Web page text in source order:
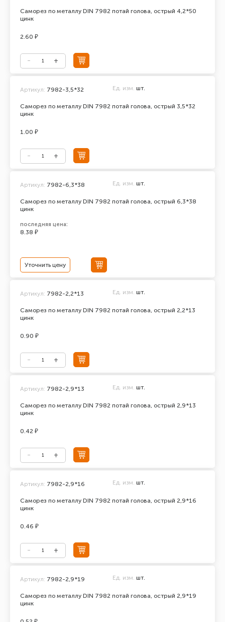
Саморез по металлу DIN 7982 потай голова, острый 4,2*50
цинк
2.60 ₽
Саморез по металлу DIN 7982 потай голова, острый 3,5*32
цинк
Артикул: 7982-3,5*32 Ед. изм. шт.
1.00 ₽
Саморез по металлу DIN 7982 потай голова, острый 6,3*38
цинк
Артикул: 7982-6,3*38 Ед. изм. шт.
последняя цена:
8.38 ₽
Уточнить цену
Саморез по металлу DIN 7982 потай голова, острый 2,2*13
цинк
Артикул: 7982-2,2*13 Ед. изм. шт.
0.90 ₽
Саморез по металлу DIN 7982 потай голова, острый 2,9*13
цинк
Артикул: 7982-2,9*13 Ед. изм. шт.
0.42 ₽
Саморез по металлу DIN 7982 потай голова, острый 2,9*16
цинк
Артикул: 7982-2,9*16 Ед. изм. шт.
0.46 ₽
Саморез по металлу DIN 7982 потай голова, острый 2,9*19
цинк
Артикул: 7982-2,9*19 Ед. изм. шт.